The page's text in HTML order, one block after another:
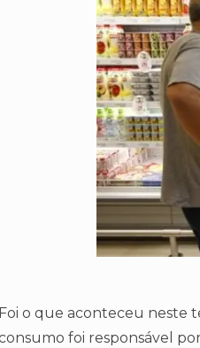
Foi o que aconteceu neste
foi responsável